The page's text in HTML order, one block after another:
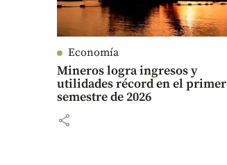
Economía
Mineros logra ingresos y
utilidades récord en el primer
semestre de 2026
share